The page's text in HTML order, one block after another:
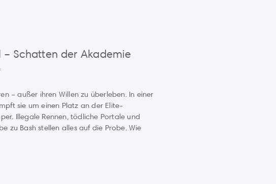
– Schatten der Akademie
– außer ihren Willen zu überleben. In einer
sie um einen Platz an der Elite-
Illegale Rennen, tödliche Portale und
zu Bash stellen alles auf die Probe. Wie